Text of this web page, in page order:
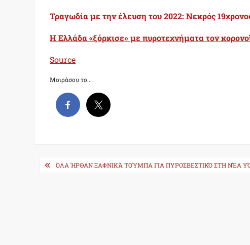
Τραγωδία με την έλευση του 2022: Νεκρός
Η Ελλάδα «ξόρκισε» με πυροτεχνήματα τον
Source
Μοιράσου το...
PostΌΛΑ ΉΡΘΑΝ ΞΑΦΝΙΚΆ ΤΟΎΜΠΑ ΓΙΑ ΠΥΡΟΣΒΕΣΤΙΚΌ ΣΤΗ ΝΈΑ